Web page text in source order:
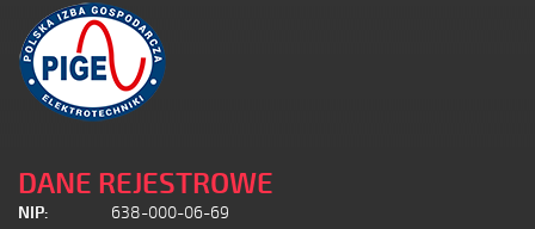
DANE REJESTROWE
NIP:
638-000-06-69